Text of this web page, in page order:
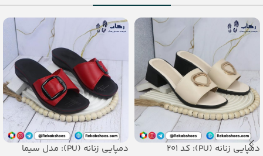
دمپایی زنانه (PU): کد 201 دمپایی زنانه (PU): مدل سیما